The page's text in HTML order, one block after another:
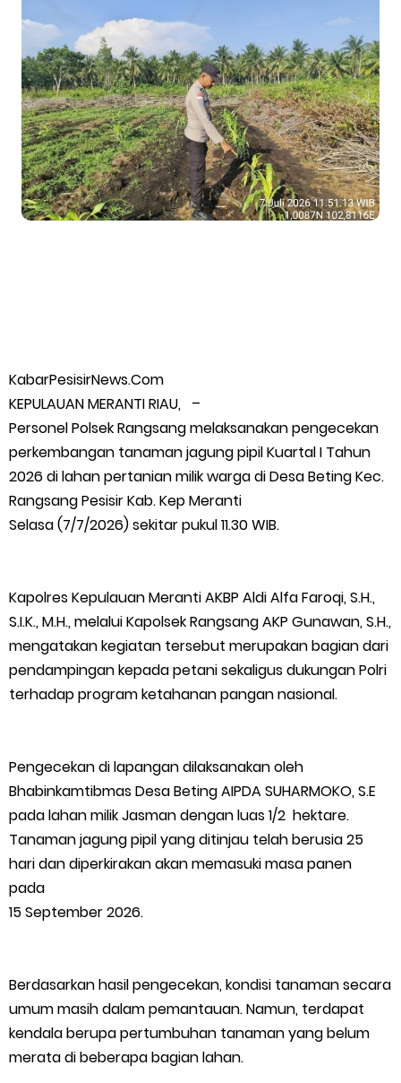
Forkopimcam Perkuat Kesiapsiagaan Cegah Kebakaran
Musyawarah LAM Ke-3 Tualang Sukses, Zulkifli Z (Nomor Urut 1)
Resmi Terpilih Pimpin Lembaga Adat
Kapolres Kepulauan Meranti Perkuat Sinergi Jelang Ekspedisi
Merah Putih Presisi Polda Riau.
F-PETIR Desak Pemkab Lingga Segera Buka Solusi Tambang
Timah Rakyat: Jangan Hanya di Laut yang Beroperasi,
Tambang Timah di Darat Juga Butuh Hidup
Saat Duka Menyelimuti Korban Serangan Monyet, YBM PLN UP3
Wabup Meranti Serahkan Santunan BPJS Rp52 Juta,
Optimalisasi Pelaksanaan Program Jaminan Sosial
Ketenagakerjaan Diperkuat
Layangkan Surat Konfirmasi ke PT Arara Abadi.
Meranti 2026, 30 Putra-Putri Terbaik Disiapkan Kibarkan Merah
Putih
Pulihkan Konektivitas Pascabencana, HKI Rampungkan
Bupati Asmar Lepas 77 Kontingen Pramuka Meranti Ikuti
Jambore Nasional XII 2026 di Cibubur
KabarPesisirNews.Com
KEPULAUAN MERANTI RIAU, –
Personel Polsek Rangsang melaksanakan pengecekan
perkembangan tanaman jagung pipil Kuartal I Tahun
2026 di lahan pertanian milik warga di Desa Beting Kec.
Rangsang Pesisir Kab. Kep Meranti
Selasa (7/7/2026) sekitar pukul 11.30 WIB.
Kapolres Kepulauan Meranti AKBP Aldi Alfa Faroqi, S.H.,
S.I.K., M.H., melalui Kapolsek Rangsang AKP Gunawan, S.H.,
mengatakan kegiatan tersebut merupakan bagian dari
pendampingan kepada petani sekaligus dukungan Polri
terhadap program ketahanan pangan nasional.
Pengecekan di lapangan dilaksanakan oleh
Bhabinkamtibmas Desa Beting AIPDA SUHARMOKO, S.E
pada lahan milik Jasman dengan luas 1/2 hektare.
Tanaman jagung pipil yang ditinjau telah berusia 25
hari dan diperkirakan akan memasuki masa panen
pada
15 September 2026.
Berdasarkan hasil pengecekan, kondisi tanaman secara
umum masih dalam pemantauan. Namun, terdapat
kendala berupa pertumbuhan tanaman yang belum
merata di beberapa bagian lahan.